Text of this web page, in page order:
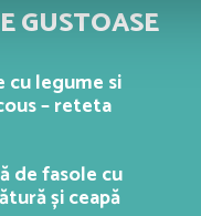
GUSTOASE
cu legume si
– reteta
de fasole cu
și ceapă